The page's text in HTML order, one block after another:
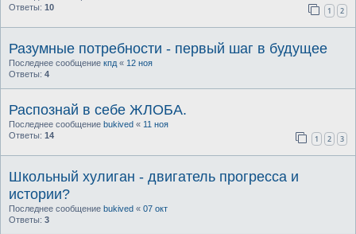
Ответы: 10 1 2
Разумные потребности - первый шаг в будущее
Последнее сообщение кпд « 12 ноя
Ответы: 4
Распознай в себе ЖЛОБА.
Последнее сообщение bukived « 11 ноя
Ответы: 14 1 2 3
Школьный хулиган - двигатель прогресса и
истории?
Последнее сообщение bukived « 07 окт
Ответы: 3